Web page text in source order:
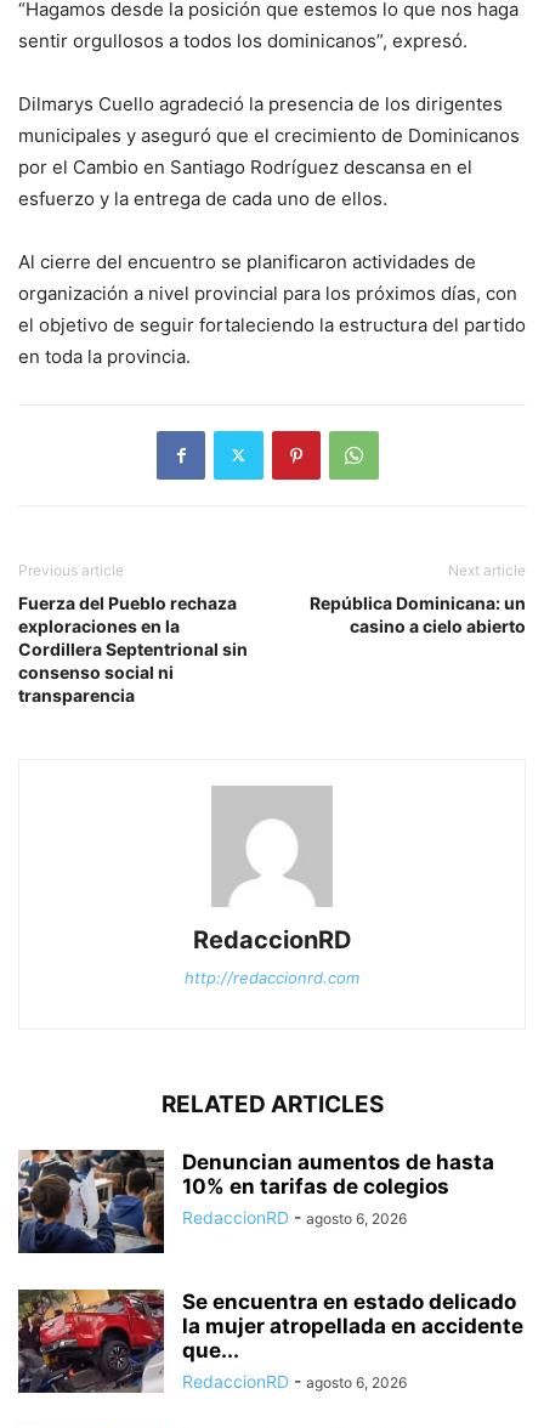
“Hagamos desde la posición que estemos lo que nos haga
sentir orgullosos a todos los dominicanos”, expresó.
Dilmarys Cuello agradeció la presencia de los dirigentes
municipales y aseguró que el crecimiento de Dominicanos
por el Cambio en Santiago Rodríguez descansa en el
esfuerzo y la entrega de cada uno de ellos.
Al cierre del encuentro se planificaron actividades de
organización a nivel provincial para los próximos días, con
el objetivo de seguir fortaleciendo la estructura del partido
en toda la provincia.
Previous article
Fuerza del Pueblo rechaza
exploraciones en la
Cordillera Septentrional sin
consenso social ni
transparencia
Next article
República Dominicana: un
casino a cielo abierto
RedaccionRD
http://redaccionrd.com
RELATED ARTICLES
Denuncian aumentos de hasta
10% en tarifas de colegios
RedaccionRD - agosto 6, 2026
Se encuentra en estado delicado
la mujer atropellada en accidente
que...
RedaccionRD - agosto 6, 2026